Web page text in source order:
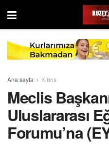
Ana sayfa Kıbrıs
Meclis
Uluslararası
Forumu’na